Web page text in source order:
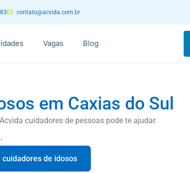
contato@acvida.com.br
Vagas Blog
em Caxias do Sul
cuidadores de pessoas pode te ajudar.
de idosos